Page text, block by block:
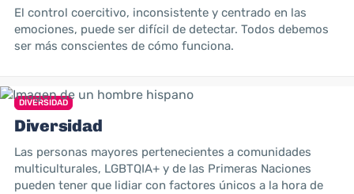
El control coercitivo, inconsistente y centrado en las
emociones, puede ser difícil de detectar. Todos debemos
ser más conscientes de cómo funciona.
DIVERSIDAD
Diversidad
Las personas mayores pertenecientes a comunidades
multiculturales, LGBTQIA+ y de las Primeras Naciones
pueden tener que lidiar con factores únicos a la hora de